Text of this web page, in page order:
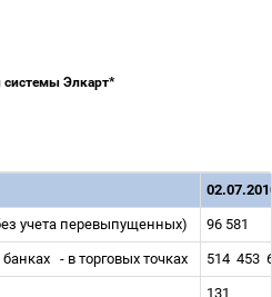
системы Элкарт*
учета перевыпущенных) 96 581
банках - в торговых точках 514 453
131